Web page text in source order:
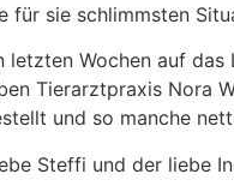
für sie schlimmsten
letzten Wochen auf das
Tierarztpraxis Nora
und so manche
Steffi und der liebe